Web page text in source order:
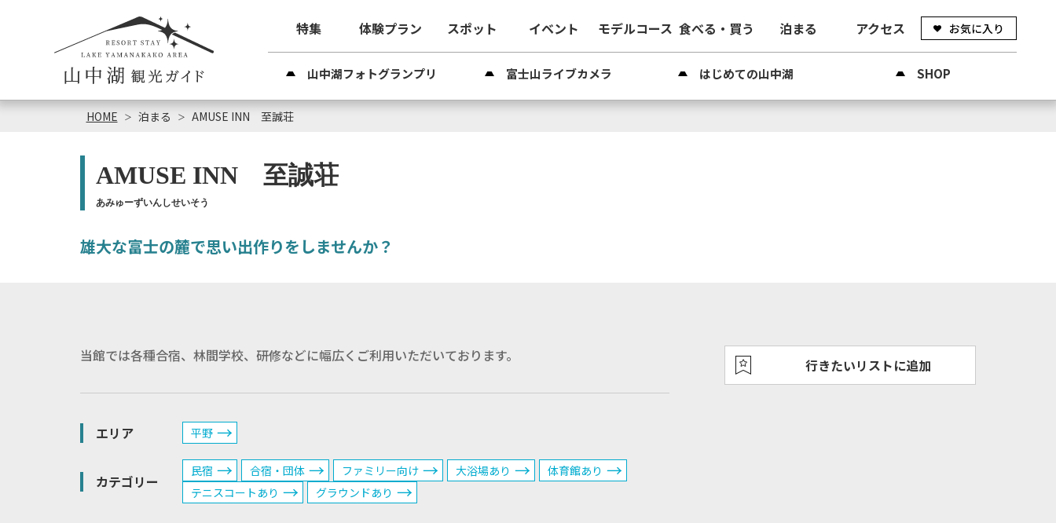
特集 体験プラン スポット イベント モデルコース 食べる・買う 泊まる アクセス お気に入り
山中湖フォトグランプリ 富士山ライブカメラ はじめての山中湖 SHOP
HOME 泊まる AMUSE INN 至誠荘
AMUSE INN 至誠荘
あみゅーずいんしせいそう
雄大な富士の麓で思い出作りをしませんか？
当館では各種合宿、林間学校、研修などに幅広くご利用いただいております。
エリア 平野
カテゴリー
民宿 合宿・団体 ファミリー向け 大浴場あり
体育館あり
テニスコートあり
グラウンドあり
行きたいリストに追加